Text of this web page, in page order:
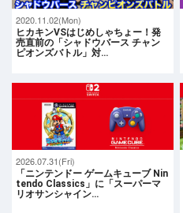
2020.11.02(Mon)
ヒカキンVSはじめしゃちょー！発
売直前の「シャドウバース チャン
ピオンズバトル」対…
2026.07.31(Fri)
「ニンテンドー ゲームキューブ Nin
tendo Classics」に「スーパーマ
リオサンシャイン…